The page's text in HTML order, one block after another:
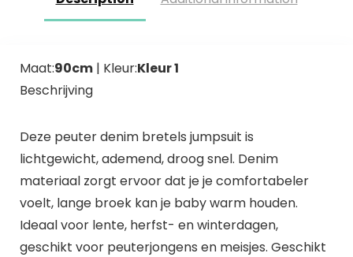
Maat:90cm| Kleur:Kleur 1
Beschrijving
Deze peuter denim bretels jumpsuit is
lichtgewicht, ademend, droog snel. Denim
materiaal zorgt ervoor dat je je comfortabeler
voelt, lange broek kan je baby warm houden.
Ideaal voor lente, herfst- en winterdagen,
geschikt voor peuterjongens en meisjes. Geschikt